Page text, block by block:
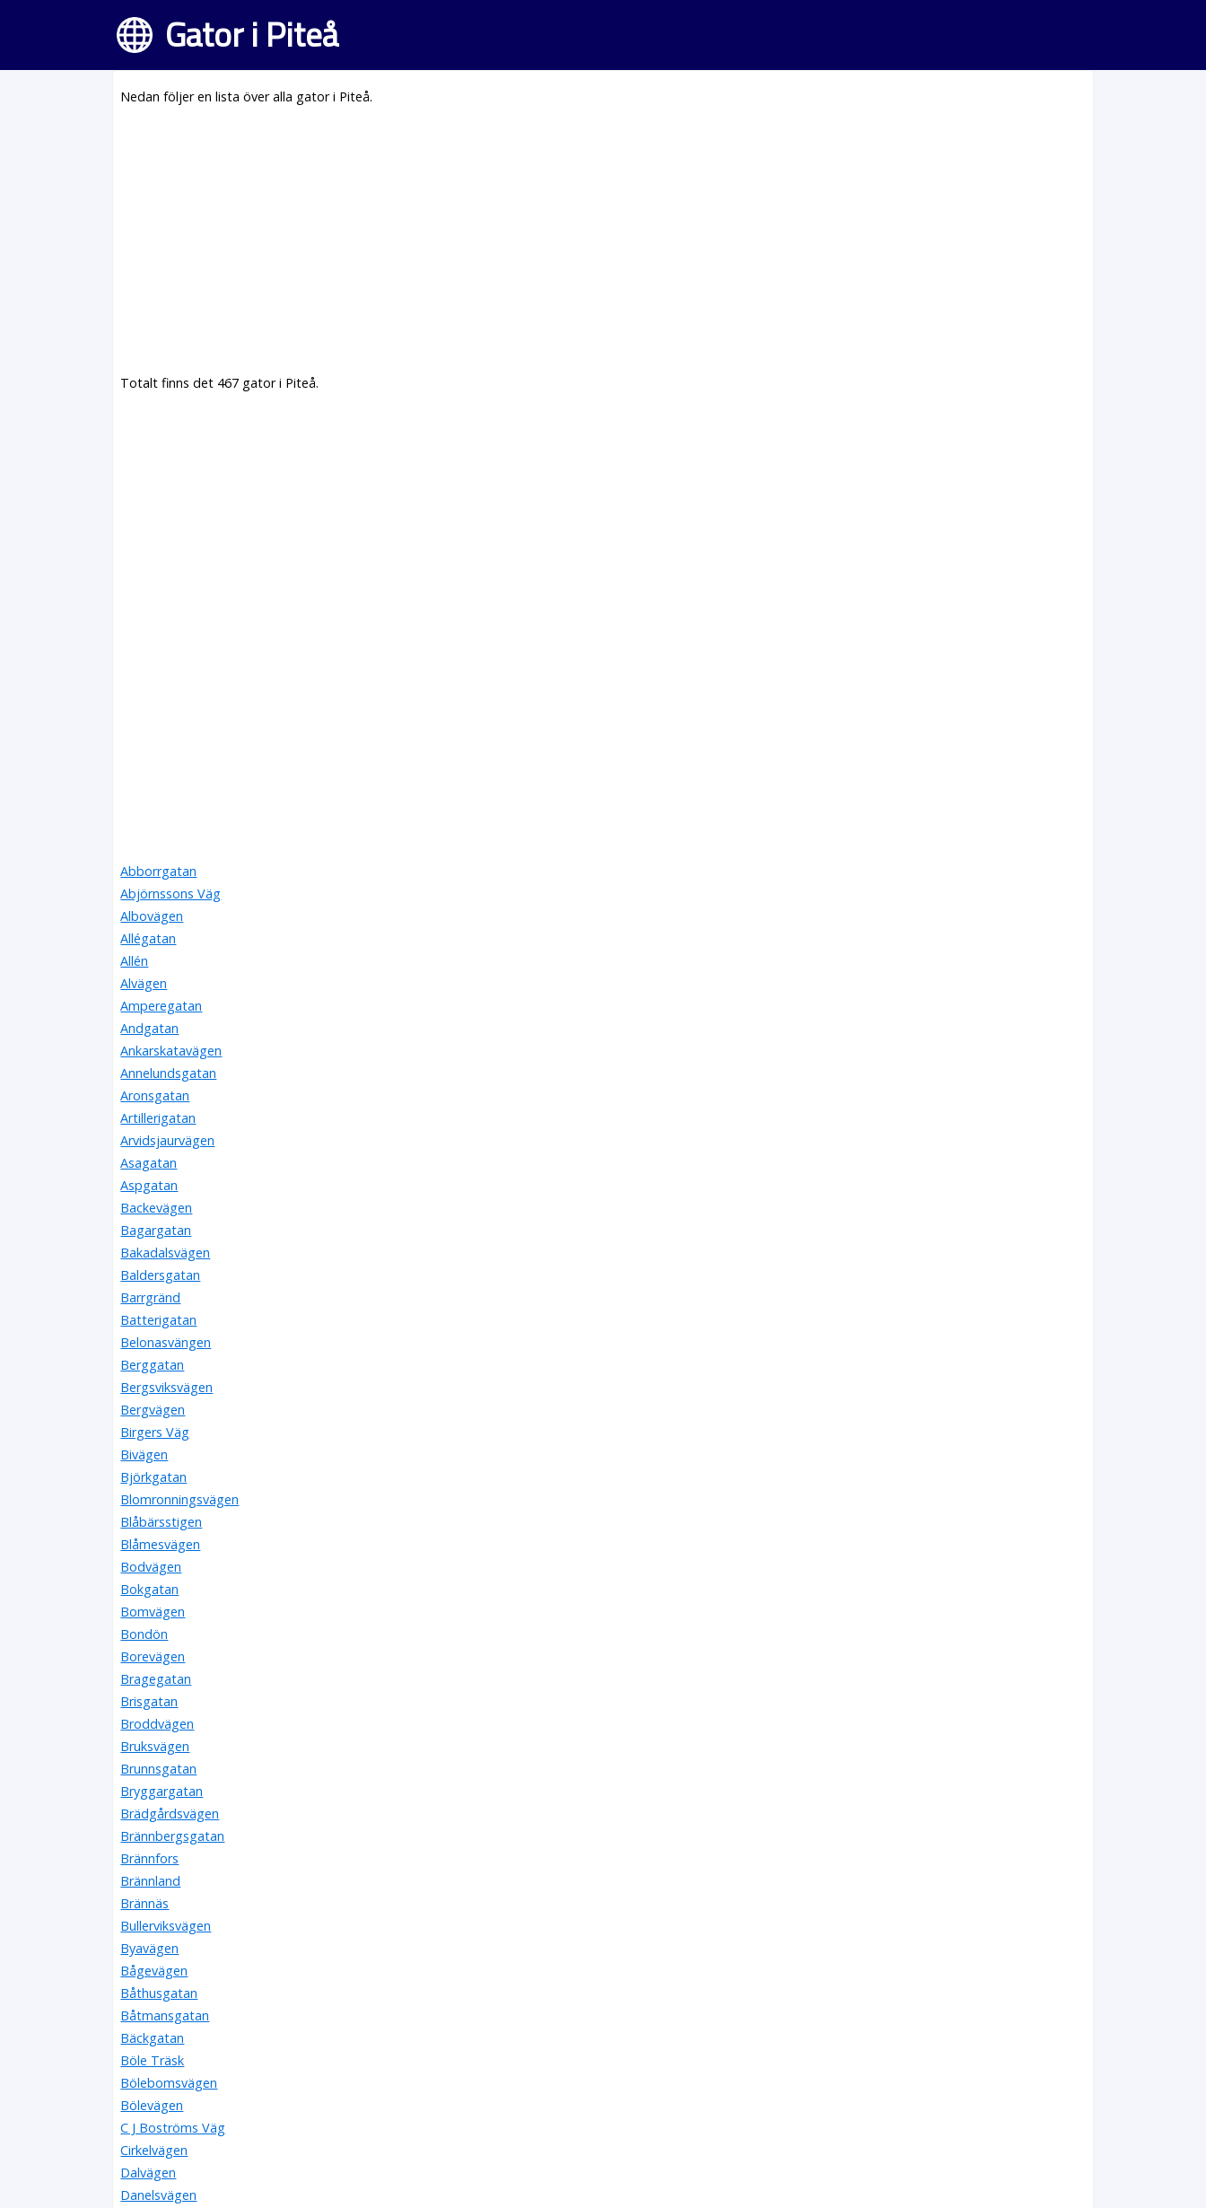
Gator i Piteå
Nedan följer en lista över alla gator i Piteå.
Totalt finns det 467 gator i Piteå.
Abborrgatan
Abjörnssons Väg
Albovägen
Allégatan
Allén
Alvägen
Amperegatan
Andgatan
Ankarskatavägen
Annelundsgatan
Aronsgatan
Artillerigatan
Arvidsjaurvägen
Asagatan
Aspgatan
Backevägen
Bagargatan
Bakadalsvägen
Baldersgatan
Barrgränd
Batterigatan
Belonasvängen
Berggatan
Bergsviksvägen
Bergvägen
Birgers Väg
Bivägen
Björkgatan
Blomronningsvägen
Blåbärsstigen
Blåmesvägen
Bodvägen
Bokgatan
Bomvägen
Bondön
Borevägen
Bragegatan
Brisgatan
Broddvägen
Bruksvägen
Brunnsgatan
Bryggargatan
Brädgårdsvägen
Brännbergsgatan
Brännfors
Brännland
Brännäs
Bullerviksvägen
Byavägen
Bågevägen
Båthusgatan
Båtmansgatan
Bäckgatan
Böle Träsk
Bölebomsvägen
Bölevägen
C J Boströms Väg
Cirkelvägen
Dalvägen
Danelsvägen